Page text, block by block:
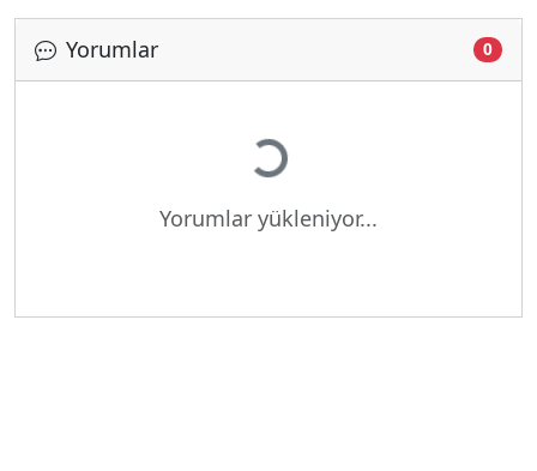
Yorumlar 0
Yükleniyor...
Yorumlar yükleniyor...